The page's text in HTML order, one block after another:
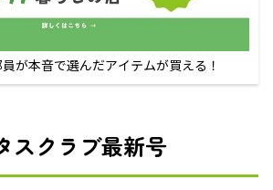
が本音で選んだアイテムが買える！
スクラブ最新号